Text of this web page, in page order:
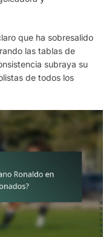
que ha sobresalido
las tablas de
subraya su
de todos los